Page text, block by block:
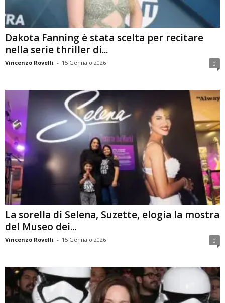
Dakota Fanning è stata scelta per recitare
nella serie thriller di...
Vincenzo Rovelli - 15 Gennaio 2026 0
La sorella di Selena, Suzette, elogia la mostra
del Museo dei...
Vincenzo Rovelli - 15 Gennaio 2026 0